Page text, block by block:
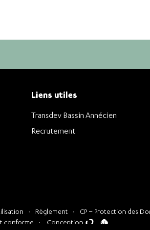
Liens utiles
Transdev Bassin Annécien
Recrutement
Règlement
CP – Protection des
conforme Conception